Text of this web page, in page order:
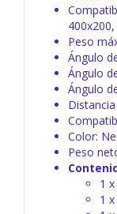
Peso
Ángulo
Ángulo
Ángulo
Color:
Peso
1
1